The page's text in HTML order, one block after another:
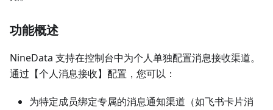
功能概述
NineData 支持在控制台中为个人单独配置消息接收渠道。
通过【个人消息接收】配置，您可以：
为特定成员绑定专属的消息通知渠道（如飞书卡片消